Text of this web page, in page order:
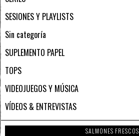
SESIONES Y PLAYLISTS
Sin categoría
SUPLEMENTO PAPEL
TOPS
VIDEOJUEGOS Y MÚSICA
VÍDEOS & ENTREVISTAS
SALMONES FRESCOS